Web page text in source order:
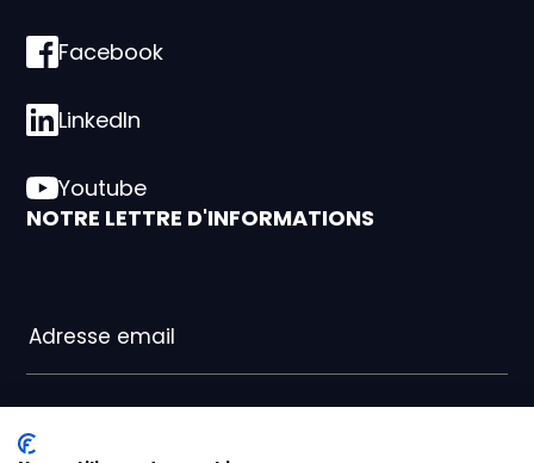
Facebook
LinkedIn
Youtube
NOTRE LETTRE D'INFORMATIONS